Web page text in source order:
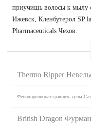
приучишь волосы к мылу
Ижевск, Кленбутерол SP
Pharmaceuticals Чехов.
Thermo Ripper
Фенилпропионат сравнить цены
British Dragon